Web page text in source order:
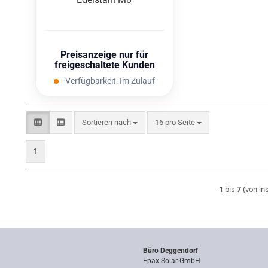
Preisanzeige nur für
freigeschaltete Kunden
Verfügbarkeit: Im Zulauf
Sortieren nach 16 pro Seite
1
1 bis 7(von
Büro Deggendorf
Epax Solar GmbH